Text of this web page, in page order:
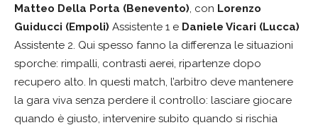
Matteo Della Porta (Benevento), con Lorenzo
Guiducci (Empoli) Assistente 1 e Daniele Vicari (Lucca)
Assistente 2. Qui spesso fanno la differenza le situazioni
sporche: rimpalli, contrasti aerei, ripartenze dopo
recupero alto. In questi match, l’arbitro deve mantenere
la gara viva senza perdere il controllo: lasciare giocare
quando è giusto, intervenire subito quando si rischia